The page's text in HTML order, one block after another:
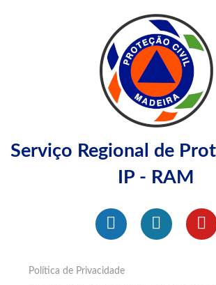
Serviço Regional de
IP - RAM
Política de Privacidade